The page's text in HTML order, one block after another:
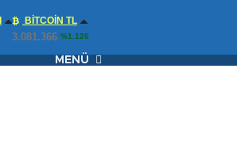
BITCOIN TL
3.081.366 %1.126
MENÜ